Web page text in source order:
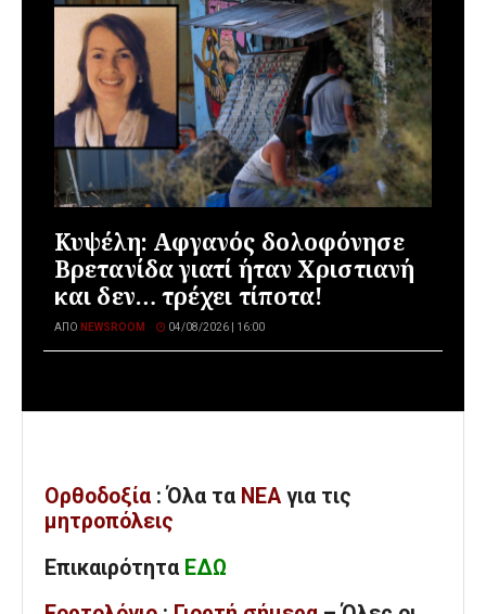
Κυψέλη: Αφγανός δολοφόνησε
Βρετανίδα γιατί ήταν Χριστιανή
και δεν… τρέχει τίποτα!
ΑΠΌ NEWSROOM 04/08/2026 | 16:00
Ορθοδοξία : Όλα τα ΝΕΑ για τις
μητροπόλεις
Επικαιρότητα ΕΔΩ